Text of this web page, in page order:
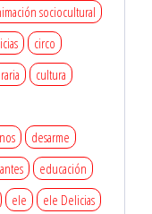
sociocultural
circo
cultura
desarme
educación
ele
ele Delicias